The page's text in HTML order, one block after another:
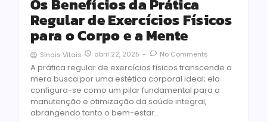
Os Benefícios da Prática
Regular de Exercícios Físicos
para o Corpo e a Mente
Sinais Vitais abril 22, 2025 - No Comments
A prática regular de exercícios físicos transcende a
mera busca por uma estética corporal ideal; ela
configura-se como um pilar fundamental para a
manutenção e otimização da saúde integral,
abrangendo tanto o bem-estar...